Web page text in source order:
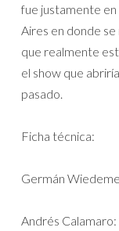
fue justamente en
Aires en donde
que realmente
el show que
pasado.
Ficha técnica:
Germán
Andrés